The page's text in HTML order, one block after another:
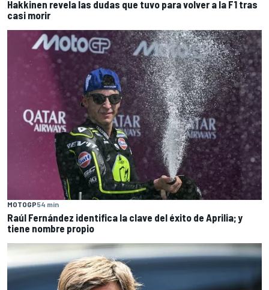
Hakkinen revela las dudas que tuvo para volver a la F1 tras
casi morir
MOTOGP54 min
Raúl Fernández identifica la clave del éxito de Aprilia; y
tiene nombre propio